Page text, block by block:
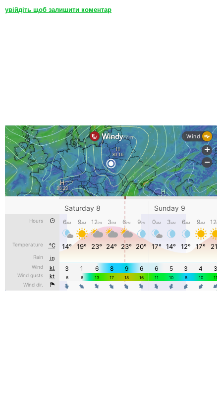
увійдіть щоб залишити коментар